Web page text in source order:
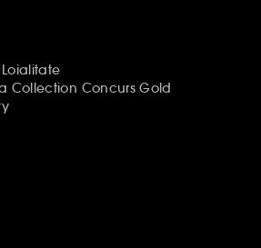
Collection Concurs Gold